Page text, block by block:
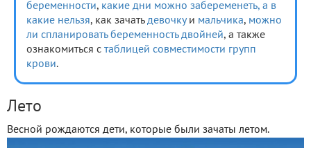
беременности, какие дни можно забеременеть, а в
какие нельзя, как зачать девочкуи мальчика, можно
ли спланировать беременность двойней, а также
ознакомиться с таблицей совместимости групп
крови.
Лето
Весной рождаются дети, которые были зачаты летом.